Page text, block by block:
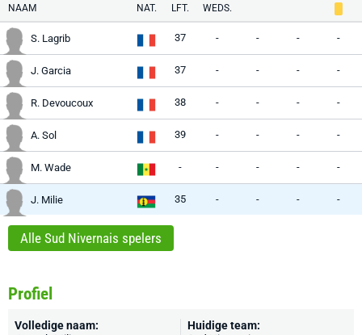
NAAM NAT. LFT. WEDS.
S. Lagrib 37 - - - -
J. Garcia 37 - - - -
R. Devoucoux 38 - - - -
A. Sol 39 - - - -
M. Wade - - - - -
J. Milie 35 - - - -
Alle Sud Nivernais spelers
Profiel
Volledige naam:
Huidige team: